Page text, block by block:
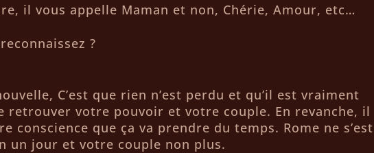
il vous appelle Maman et non, Chérie, Amour, etc…
?
C’est que rien n’est perdu et qu’il est vraiment
retrouver votre pouvoir et votre couple. En revanche, il
conscience que ça va prendre du temps. Rome ne s’est
un jour et votre couple non plus.